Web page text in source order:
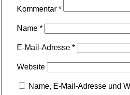
Kommentar *
Name *
E-Mail-Adresse *
Website
Name, E-Mail-Adresse und